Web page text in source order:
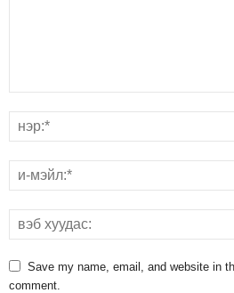
Save my name, email, and website in
comment.